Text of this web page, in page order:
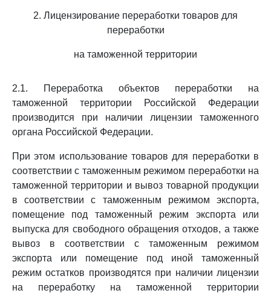
2. Лицензирование переработки товаров для
переработки
на таможенной территории
2.1. Переработка объектов переработки на
таможенной территории Российской Федерации
производится при наличии лицензии таможенного
органа Российской Федерации.
При этом использование товаров для переработки в
соответствии с таможенным режимом переработки на
таможенной территории и вывоз товарной продукции
в соответствии с таможенным режимом экспорта,
помещение под таможенный режим экспорта или
выпуска для свободного обращения отходов, а также
вывоз в соответствии с таможенным режимом
экспорта или помещение под иной таможенный
режим остатков производятся при наличии лицензии
на переработку на таможенной территории